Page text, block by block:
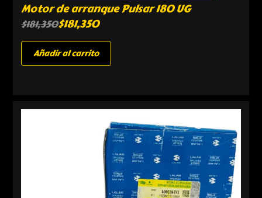
Motor de arranque Pulsar 180 UG
$181,350$181,350
Añadir al carrito